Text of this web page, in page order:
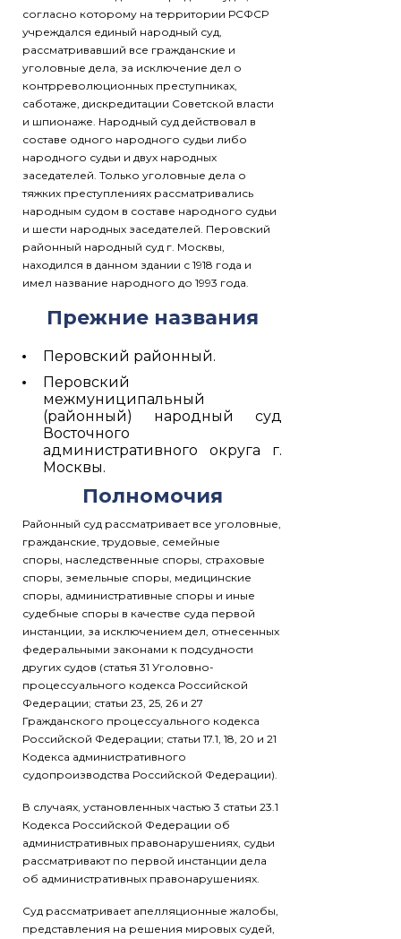
согласно которому на территории РСФСР
учреждался единый народный суд,
рассматривавший все гражданские и
уголовные дела, за исключение дел о
контрреволюционных преступниках,
саботаже, дискредитации Советской власти
и шпионаже. Народный суд действовал в
составе одного народного судьи либо
народного судьи и двух народных
заседателей. Только уголовные дела о
тяжких преступлениях рассматривались
народным судом в составе народного судьи
и шести народных заседателей. Перовский
районный народный суд г. Москвы,
находился в данном здании с 1918 года и
имел название народного до 1993 года.
Прежние названия
Перовский районный.
Перовский
межмуниципальный
(районный) народный суд
Восточного
административного округа г.
Москвы.
Полномочия
Районный суд рассматривает все уголовные,
гражданские, трудовые, семейные
споры, наследственные споры, страховые
споры, земельные споры, медицинские
споры, административные споры и иные
судебные споры в качестве суда первой
инстанции, за исключением дел, отнесенных
федеральными законами к подсудности
других судов (статья 31 Уголовно-
процессуального кодекса Российской
Федерации; статьи 23, 25, 26 и 27
Гражданского процессуального кодекса
Российской Федерации; статьи 17.1, 18, 20 и 21
Кодекса административного
судопроизводства Российской Федерации).
В случаях, установленных частью 3 статьи 23.1
Кодекса Российской Федерации об
административных правонарушениях, судьи
рассматривают по первой инстанции дела
об административных правонарушениях.
Суд рассматривает апелляционные жалобы,
представления на решения мировых судей,